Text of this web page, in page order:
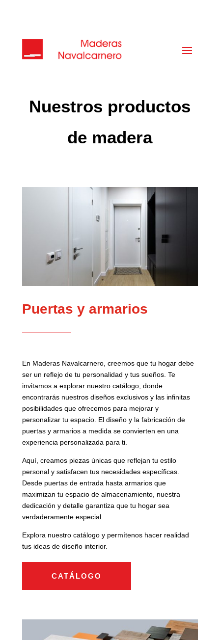
Nuestros productos
de madera
Puertas y armarios
En Maderas Navalcarnero, creemos que tu hogar debe
ser un reflejo de tu personalidad y tus sueños. Te
invitamos a explorar nuestro catálogo, donde
encontrarás nuestros diseños exclusivos y las infinitas
posibilidades que ofrecemos para mejorar y
personalizar tu espacio. El diseño y la fabricación de
puertas y armarios a medida se convierten en una
experiencia personalizada para ti.
Aquí, creamos piezas únicas que reflejan tu estilo
personal y satisfacen tus necesidades específicas.
Desde puertas de entrada hasta armarios que
maximizan tu espacio de almacenamiento, nuestra
dedicación y detalle garantiza que tu hogar sea
verdaderamente especial.
Explora nuestro catálogo y permítenos hacer realidad
tus ideas de diseño interior.
CATÁLOGO